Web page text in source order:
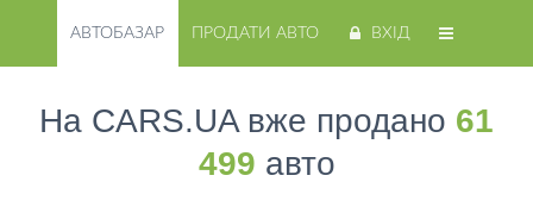
АВТОБАЗАР ПРОДАТИ АВТО ВХІД
На CARS.UA вже продано 61
499 авто